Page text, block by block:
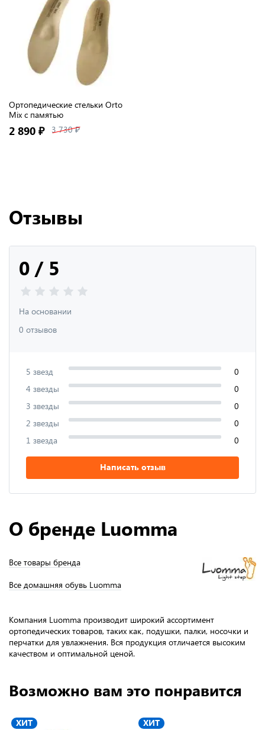
Ортопедические стельки Orto
Mix с памятью
2 890 ₽ 3 730 ₽
Отзывы
0 / 5
На основании
0 отзывов
5 звезд
0
4 звезды
0
3 звезды
0
2 звезды
0
1 звезда
0
Написать отзыв
О бренде Luomma
Все товары бренда
Все домашняя обувь Luomma
Компания Luomma производит широкий ассортимент
ортопедических товаров, таких как, подушки, палки, носочки и
перчатки для увлажнения. Вся продукция отличается высоким
качеством и оптимальной ценой.
Возможно вам это понравится
ХИТ ХИТ